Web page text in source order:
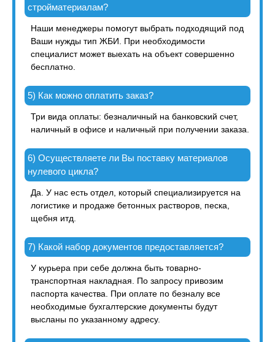
стройматериалам?
Наши менеджеры помогут выбрать подходящий под
Ваши нужды тип ЖБИ. При необходимости
специалист может выехать на объект совершенно
бесплатно.
5) Как можно оплатить заказ?
Три вида оплаты: безналичный на банковский счет,
наличный в офисе и наличный при получении заказа.
6) Осуществляете ли Вы поставку материалов
нулевого цикла?
Да. У нас есть отдел, который специализируется на
логистике и продаже бетонных растворов, песка,
щебня итд.
7) Какой набор документов предоставляется?
У курьера при себе должна быть товарно-
транспортная накладная. По запросу привозим
паспорта качества. При оплате по безналу все
необходимые бухгалтерские документы будут
высланы по указанному адресу.